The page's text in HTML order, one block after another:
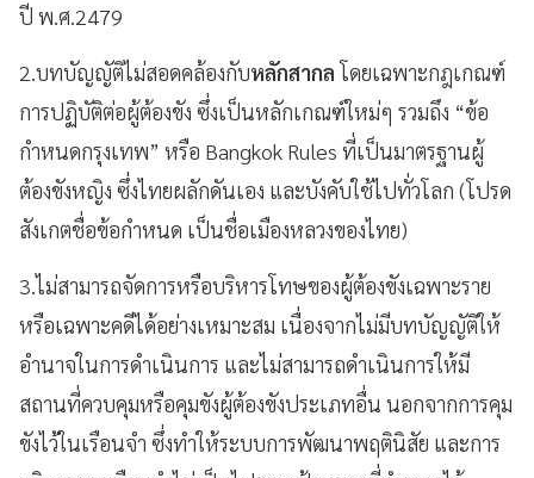
ปี พ.ศ.2479
2.บทบัญญัติไม่สอดคล้องกับหลักสากลโดยเฉพาะกฎเกณฑ์
การปฏิบัติต่อผู้ต้องขัง ซึ่งเป็นหลักเกณฑ์ใหม่ๆ รวมถึง “ข้อ
กำหนดกรุงเทพ” หรือ Bangkok Rules ที่เป็นมาตรฐานผู้
ต้องขังหญิง ซึ่งไทยผลักดันเอง และบังคับใช้ไปทั่วโลก (โปรด
สังเกตชื่อข้อกำหนด เป็นชื่อเมืองหลวงของไทย)
3.ไม่สามารถจัดการหรือบริหารโทษของผู้ต้องขังเฉพาะราย
หรือเฉพาะคดีได้อย่างเหมาะสม เนื่องจากไม่มีบทบัญญัติให้
อำนาจในการดำเนินการ และไม่สามารถดำเนินการให้มี
สถานที่ควบคุมหรือคุมขังผู้ต้องขังประเภทอื่น นอกจากการคุม
ขังไว้ในเรือนจำ ซึ่งทำให้ระบบการพัฒนาพฤตินิสัย และการ